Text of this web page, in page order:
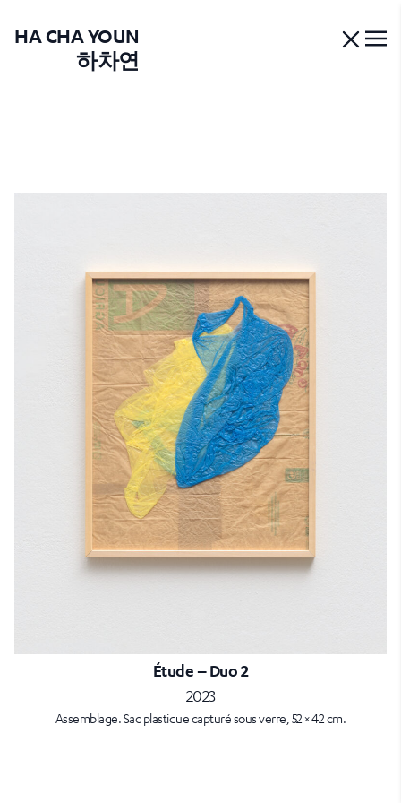
HA CHA YOUN
하차연
Étude – Duo 2
2023
Assemblage. Sac plastique capturé sous verre, 52 × 42 cm.